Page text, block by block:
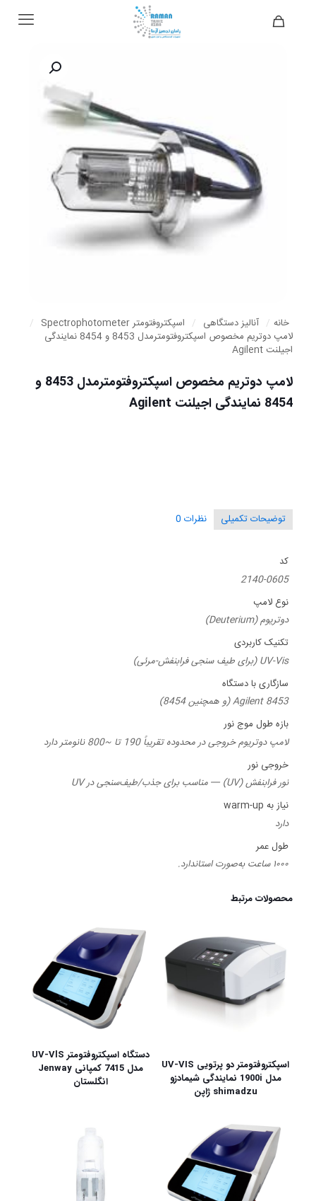
خانه / آنالیز دستگاهی / اسپکتروفتومتر Spectrophotometer
/
لامپ دوتریم مخصوص اسپکتروفتومترمدل 8453 و 8454 نمایندگی
اجیلنت Agilent
لامپ دوتریم مخصوص اسپکتروفتومترمدل 8453 و
8454 نمایندگی اجیلنت Agilent
توضیحات تکمیلی نظرات 0
کد
2140-0605
نوع لامپ
دوتریوم (Deuterium)
تکنیک کاربردی
UV-Vis (برای طیف سنجی فرابنفش-مرئی)
سازگاری با دستگاه
Agilent 8453 (و همچنین 8454)
بازه طول موج نور
لامپ دوتریوم خروجی در محدوده تقریباً 190 تا ~800 نانومتر دارد
خروجی نور
نور فرابنفش (UV) — مناسب برای جذب/طیف‌سنجی در UV
نیاز به warm-up
دارد
طول عمر
۱۰۰۰ ساعت به‌صورت استاندارد.
محصولات مرتبط
اسپکتروفتومتر دو پرتویی UV-VIS
مدل 1900i نمایندگی شیمادزو
shimadzu ژاپن
دستگاه اسپکتروفتومتر UV-VlS
مدل 7415 کمپانی Jenway
انگلستان